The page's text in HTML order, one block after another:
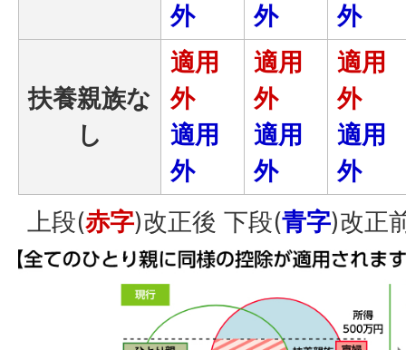
外
外
外
扶養親族な
し
適用
外
適用
外
適用
外
適用
外
適用
外
適用
外
上段(赤字)改正後 下段(青字)改正